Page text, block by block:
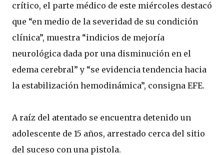
crítico, el parte médico de este miércoles destacó
que “en medio de la severidad de su condición
clínica”, muestra “indicios de mejoría
neurológica dada por una disminución en el
edema cerebral” y “se evidencia tendencia hacia
la estabilización hemodinámica”, consigna EFE.
A raíz del atentado se encuentra detenido un
adolescente de 15 años, arrestado cerca del sitio
del suceso con una pistola.